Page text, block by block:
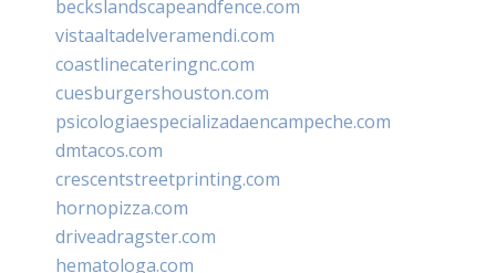
beckslandscapeandfence.com
vistaaltadelveramendi.com
coastlinecateringnc.com
cuesburgershouston.com
psicologiaespecializadaencampeche.com
dmtacos.com
crescentstreetprinting.com
hornopizza.com
driveadragster.com
hematologa.com